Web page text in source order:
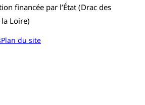
financée par l’État (Drac des
la Loire)
Plan du site